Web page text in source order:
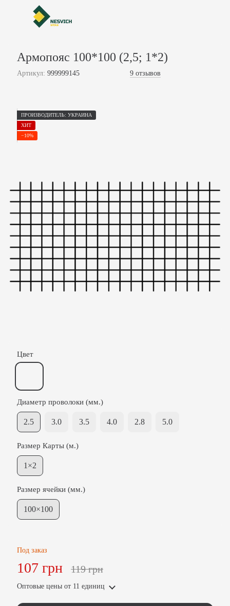
Армопояс 100*100 (2,5; 1*2)
Артикул: 999999145 9 отзывов
ПРОИЗВОДИТЕЛЬ: УКРАИНА
ХИТ
−10%
Цвет
Диаметр проволоки (мм.)
2.5 3.0 3.5 4.0 2.8 5.0
Размер Карты (м.)
1×2
Размер ячейки (мм.)
100×100
Под заказ
107 грн 119 грн
Оптовые цены от 11 единиц